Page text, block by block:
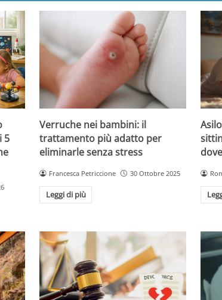
5
Verruche nei bambini: il
trattamento più adatto per
eliminarle senza stress
Francesca Petriccione 30 Ottobre 2025
Leggi di più